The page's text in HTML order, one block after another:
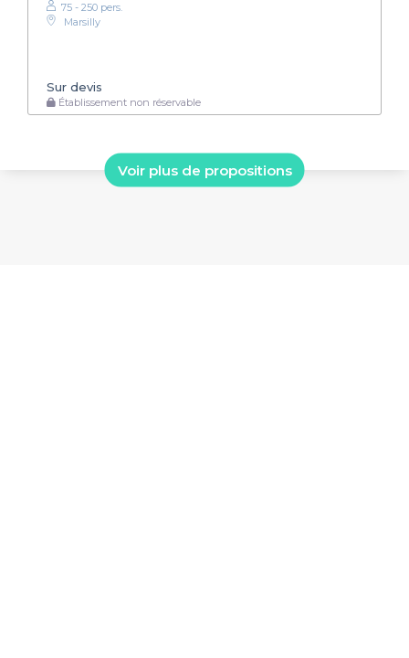
75 - 250 pers.
Marsilly
Sur devis
Établissement non réservable
Voir plus de propositions